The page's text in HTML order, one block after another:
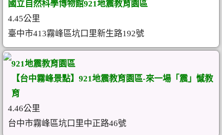
國立自然科學博物館921地震教育園區
4.45公里
臺中市413霧峰區坑口里新生路192號
921地震教育園區
【台中霧峰景點】921地震教育園區-來一場「震」憾教
育
4.46公里
台中市霧峰區坑口里中正路46號